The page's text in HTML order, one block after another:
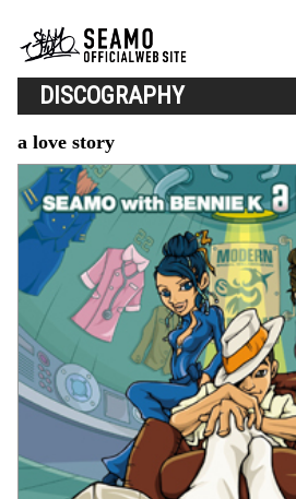
DISCOGRAPHY
a love story